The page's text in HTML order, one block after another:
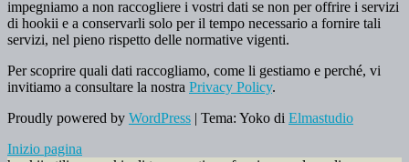
impegniamo a non raccogliere i vostri dati se non per offrire i servizi
di hookii e a conservarli solo per il tempo necessario a fornire tali
servizi, nel pieno rispetto delle normative vigenti.
Per scoprire quali dati raccogliamo, come li gestiamo e perché, vi
invitiamo a consultare la nostra Privacy Policy.
Proudly powered by WordPress | Tema: Yoko di Elmastudio
Inizio pagina